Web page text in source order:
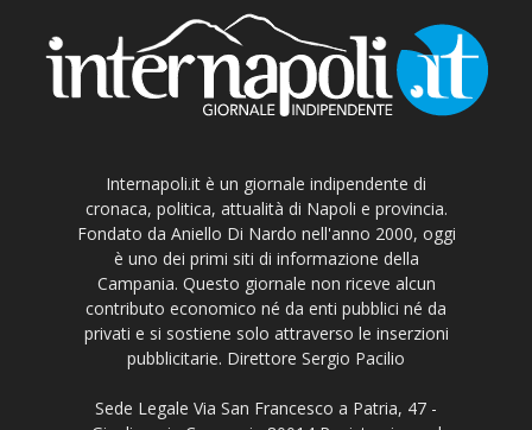
Internapoli.it è un giornale indipendente di
cronaca, politica, attualità di Napoli e provincia.
Fondato da Aniello Di Nardo nell'anno 2000, oggi
è uno dei primi siti di informazione della
Campania. Questo giornale non riceve alcun
contributo economico né da enti pubblici né da
privati e si sostiene solo attraverso le inserzioni
pubblicitarie. Direttore Sergio Pacilio
Sede Legale Via San Francesco a Patria, 47 -